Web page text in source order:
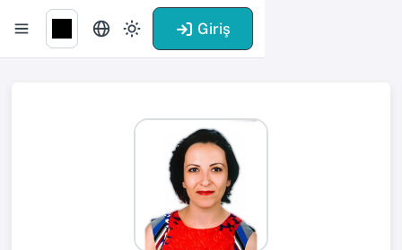
Giriş